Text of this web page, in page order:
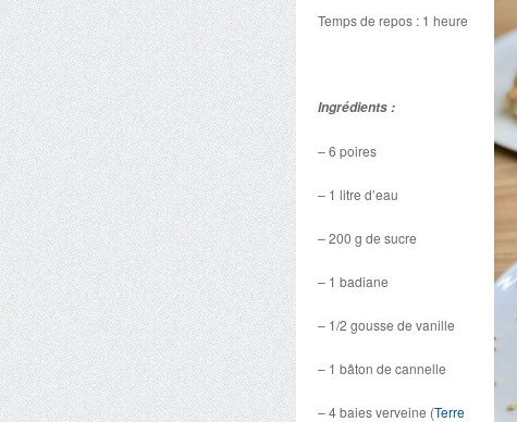
Temps de repos : 1 heure
Ingrédients :
– 6 poires
– 1 litre d’eau
– 200 g de sucre
– 1 badiane
– 1/2 gousse de vanille
– 1 bâton de cannelle
– 4 baies verveine (Terre